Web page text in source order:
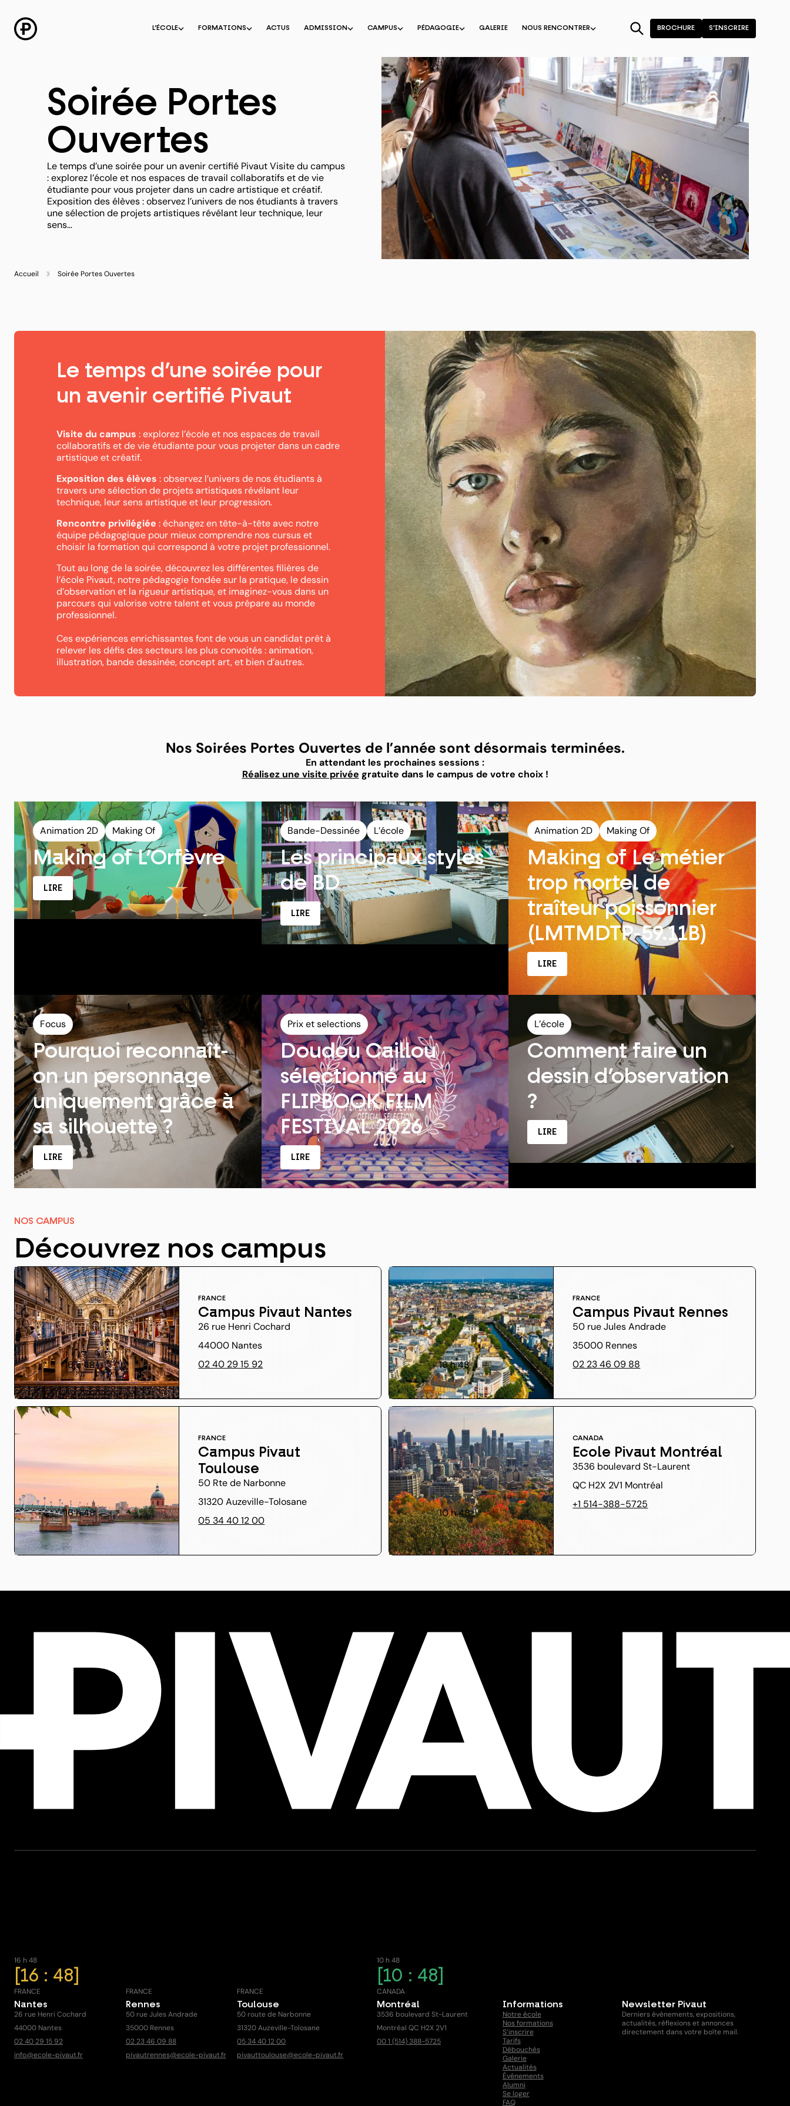
contenu
L’ÉCOLE FORMATIONS ACTUS ADMISSION CAMPUS PÉDAGOGIE GALERIE NOUS RENCONTRER BROCHURE S’INSCRIRE
Soirée Portes
Ouvertes
Le temps d’une soirée pour un avenir certifié Pivaut Visite du campus
: explorez l’école et nos espaces de travail collaboratifs et de vie
étudiante pour vous projeter dans un cadre artistique et créatif.
Exposition des élèves : observez l’univers de nos étudiants à travers
une sélection de projets artistiques révélant leur technique, leur
sens…
Accueil Soirée Portes Ouvertes
Le temps d’une soirée pour
un avenir certifié Pivaut
Visite du campus : explorez l’école et nos espaces de travail
collaboratifs et de vie étudiante pour vous projeter dans un cadre
artistique et créatif.
Exposition des élèves : observez l’univers de nos étudiants à
travers une sélection de projets artistiques révélant leur
technique, leur sens artistique et leur progression.
Rencontre privilégiée : échangez en tête-à-tête avec notre
équipe pédagogique pour mieux comprendre nos cursus et
choisir la formation qui correspond à votre projet professionnel.
Tout au long de la soirée, découvrez les différentes filières de
l’école Pivaut, notre pédagogie fondée sur la pratique, le dessin
d’observation et la rigueur artistique, et imaginez-vous dans un
parcours qui valorise votre talent et vous prépare au monde
professionnel.
Ces expériences enrichissantes font de vous un candidat prêt à
relever les défis des secteurs les plus convoités : animation,
illustration, bande dessinée, concept art, et bien d’autres.
Nos Soirées Portes Ouvertes de l’année sont désormais terminées.
En attendant les prochaines sessions :
Réalisez une visite privée gratuite dans le campus de votre choix !
Animation 2D Making Of
Making of L’Orfèvre
LIRE
Bande-Dessinée L’école
Les principaux styles
de BD
LIRE
Animation 2D Making Of
Making of Le métier
trop mortel de
traîteur poissonnier
(LMTMDTP-59.11B)
LIRE
Focus
Pourquoi reconnaît-
on un personnage
uniquement grâce à
sa silhouette ?
LIRE
Prix et selections
Doudou Caillou
sélectionné au
FLIPBOOK FILM
FESTIVAL 2026
LIRE
L’école
Comment faire un
dessin d’observation
?
LIRE
NOS CAMPUS
Découvrez nos campus
16 h 48
FRANCE
Campus Pivaut Nantes
26 rue Henri Cochard
44000 Nantes
02 40 29 15 92
16 h 48
FRANCE
Campus Pivaut Rennes
50 rue Jules Andrade
35000 Rennes
02 23 46 09 88
16 h 48
FRANCE
Campus Pivaut
Toulouse
50 Rte de Narbonne
31320 Auzeville-Tolosane
05 34 40 12 00
10 h 48
CANADA
Ecole Pivaut Montréal
3536 boulevard St-Laurent
QC H2X 2V1 Montréal
+1 514-388-5725
16 h 48
16 : 48
10 h 48
10 : 48
FRANCE
Nantes
26 rue Henri Cochard
44000 Nantes
02 40 29 15 92
info@ecole-pivaut.fr
FRANCE
Rennes
50 rue Jules Andrade
35000 Rennes
02 23 46 09 88
pivautrennes@ecole-pivaut.fr
FRANCE
Toulouse
50 route de Narbonne
31320 Auzeville-Tolosane
05 34 40 12 00
pivauttoulouse@ecole-pivaut.fr
CANADA
Montréal
3536 boulevard St-Laurent
Montréal QC H2X 2V1
00 1 (514) 388-5725
Informations
Notre école
Nos formations
S’inscrire
Tarifs
Débouchés
Galerie
Actualités
Événements
Alumni
Se loger
FAQ
Newsletter Pivaut
Derniers évènements, expositions,
actualités, réflexions et annonces
directement dans votre boîte mail.